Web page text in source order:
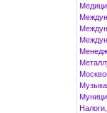
Музыка